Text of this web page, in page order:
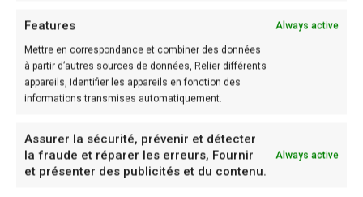
Features Always active
Mettre en correspondance et combiner des données
à partir d’autres sources de données, Relier différents
appareils, Identifier les appareils en fonction des
informations transmises automatiquement.
Assurer la sécurité, prévenir et détecter
la fraude et réparer les erreurs, Fournir
et présenter des publicités et du contenu.
Always active
Etape: 3
Clarifier le beurre si possible (à l’aide d’une passoire
dans un récipient pour qu’il refroidisse.